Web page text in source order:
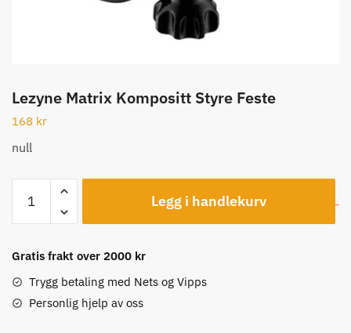
Lezyne Matrix Kompositt Styre Feste
168 kr
null
Matrix
Kompositt
Feste
antall
Legg i handlekurv
Gratis frakt over 2000 kr
Trygg betaling med Nets og Vipps
Personlig hjelp av oss